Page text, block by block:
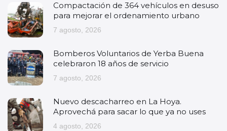
Compactación de 364 vehículos en desuso
para mejorar el ordenamiento urbano
7 agosto, 2026
Bomberos Voluntarios de Yerba Buena
celebraron 18 años de servicio
7 agosto, 2026
Nuevo descacharreo en La Hoya.
Aprovechá para sacar lo que ya no uses
4 agosto, 2026